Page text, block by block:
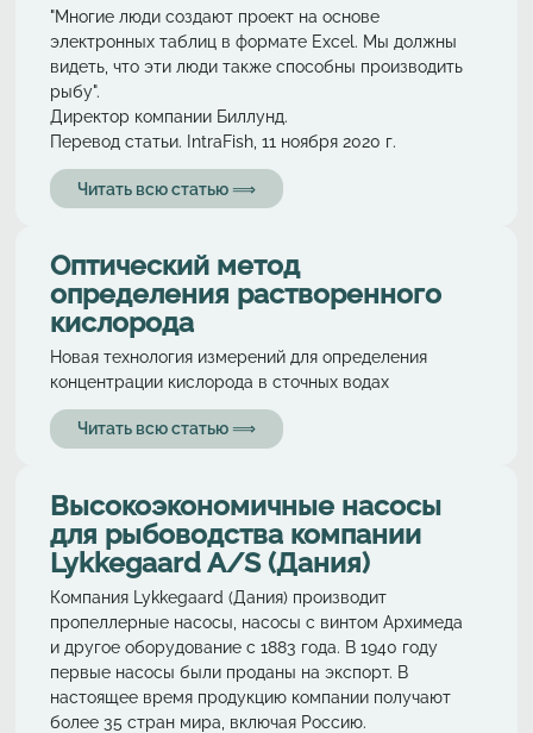
"Многие люди создают проект на основе
электронных таблиц в формате Excel. Мы должны
видеть, что эти люди также способны производить
рыбу".
Директор компании Биллунд.
Перевод статьи. IntraFish, 11 ноября 2020 г.
Читать всю статью ⟹
Оптический метод
определения растворенного
кислорода
Новая технология измерений для определения
концентрации кислорода в сточных водах
Читать всю статью ⟹
Высокоэкономичные насосы
для рыбоводства компании
Lykkegaard A/S (Дания)
Компания Lykkegaard (Дания) производит
пропеллерные насосы, насосы с винтом Архимеда
и другое оборудование с 1883 года. В 1940 году
первые насосы были проданы на экспорт. В
настоящее время продукцию компании получают
более 35 стран мира, включая Россию.